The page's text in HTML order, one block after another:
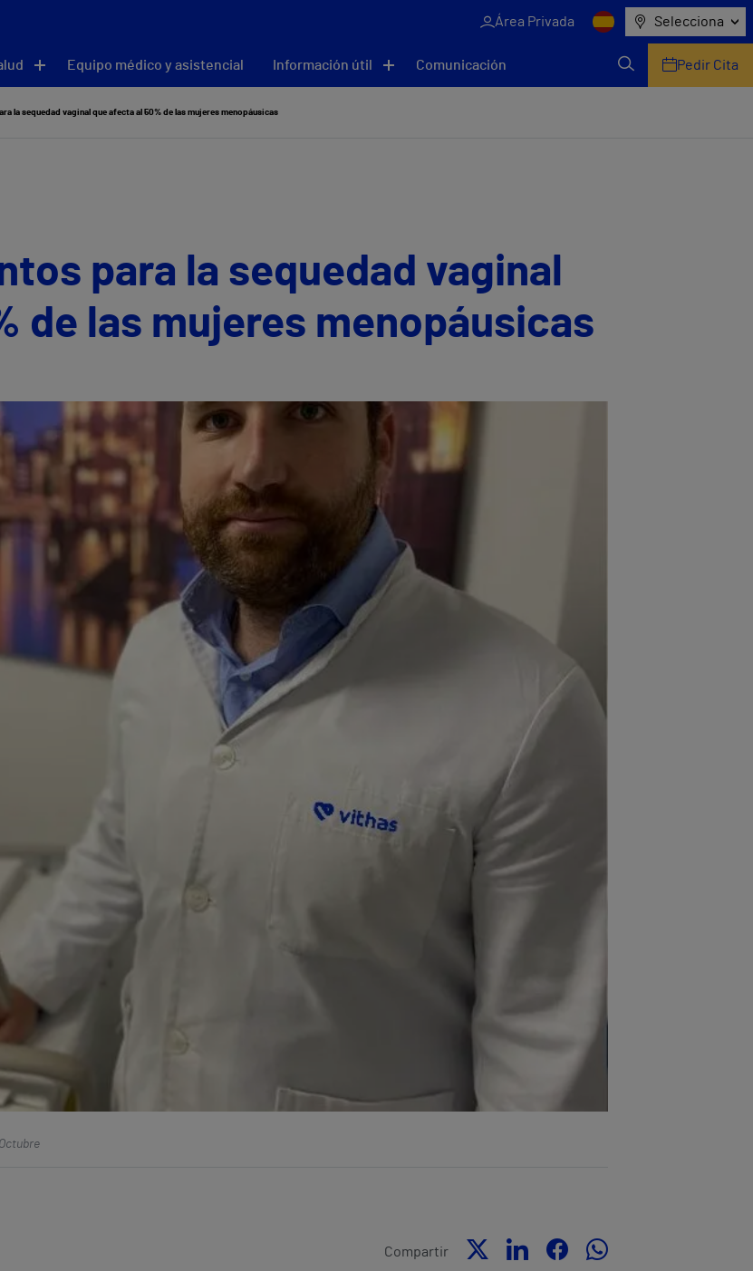
Área Privada Selecciona
Equipo médico y asistencial Información útil Comunicación Pedir Cita
la sequedad vaginal que afecta al 50% de las mujeres menopáusicas
para la sequedad vaginal
de las mujeres menopáusicas
Compartir